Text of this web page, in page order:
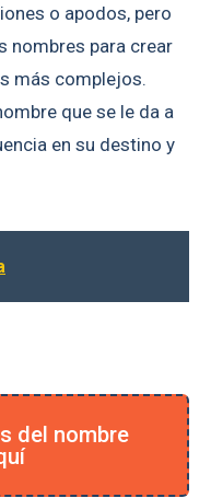
o apodos, pero
nombres para crear
más complejos.
que se le da a
en su destino y
del nombre